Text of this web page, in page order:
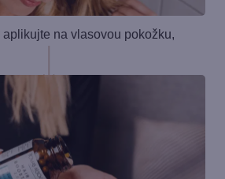
aplikujte na vlasovou pokožku,